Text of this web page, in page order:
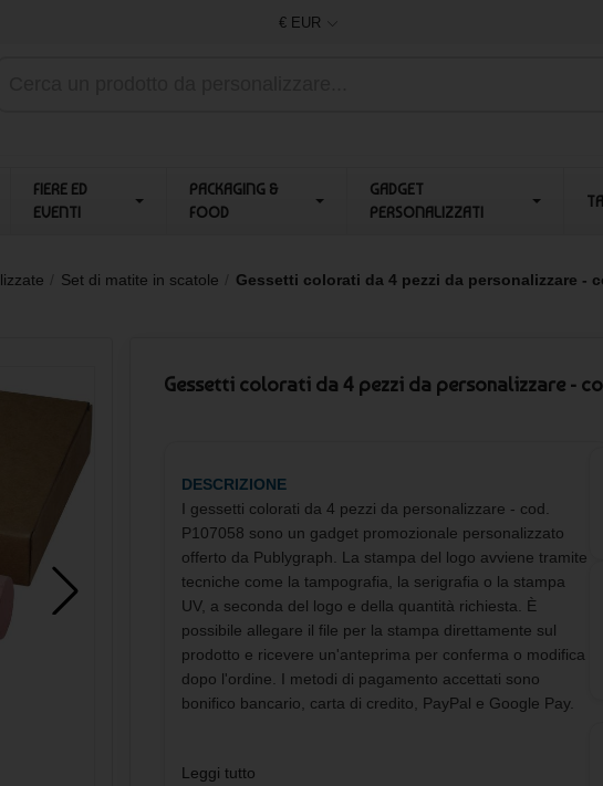
€ EUR
FIERE ED
EVENTI
PACKAGING &
FOOD
GADGET
PERSONALIZZATI
Set di matite in scatole Gessetti colorati da 4 pezzi da personalizzare -
Gessetti colorati da 4 pezzi da personalizzare -
DESCRIZIONE
I gessetti colorati da 4 pezzi da personalizzare - cod.
P107058 sono un gadget promozionale personalizzato
offerto da Publygraph. La stampa del logo avviene tramite
tecniche come la tampografia, la serigrafia o la stampa
UV, a seconda del logo e della quantità richiesta. È
possibile allegare il file per la stampa direttamente sul
prodotto e ricevere un'anteprima per conferma o modifica
dopo l'ordine. I metodi di pagamento accettati sono
bonifico bancario, carta di credito, PayPal e Google Pay.
confezionati in una scatola di carta resistente. Le
Leggi tutto